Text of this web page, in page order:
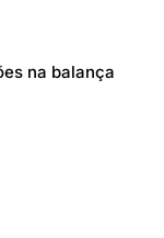
na balança